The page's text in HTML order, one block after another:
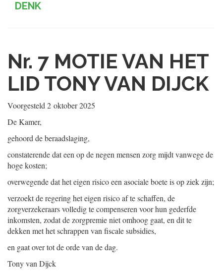
DENK
Nr. 7 MOTIE VAN HET
LID TONY VAN DIJCK
Voorgesteld 2 oktober 2025
De Kamer,
gehoord de beraadslaging,
constaterende dat een op de negen mensen zorg mijdt vanwege de
hoge kosten;
overwegende dat het eigen risico een asociale boete is op ziek zijn;
verzoekt de regering het eigen risico af te schaffen, de
zorgverzekeraars volledig te compenseren voor hun gederfde
inkomsten, zodat de zorgpremie niet omhoog gaat, en dit te
dekken met het schrappen van fiscale subsidies,
en gaat over tot de orde van de dag.
Tony van Dijck